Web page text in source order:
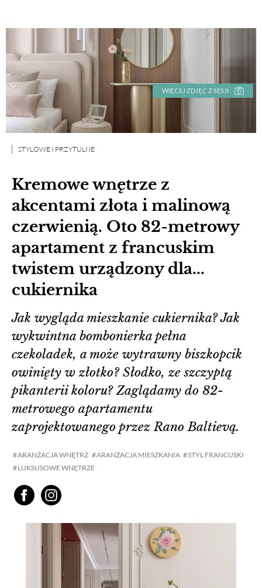
WIĘCEJ ZDJĘĆ Z SESJI
Kremowe wnętrze z
akcentami złota i malinową
czerwienią. Oto 82-metrowy
apartament z francuskim
twistem urządzony dla...
cukiernika
STYLOWE I PRZYTULNE
ARANŻACJA WNĘTRZ ARANŻACJA MIESZKANIA
STYL FRANCUSKI
LUKSUSOWE WNĘTRZE
Jak wygląda mieszkanie cukiernika? Jak
wykwintna bombonierka pełna
czekoladek, a może wytrawny biszkopcik
owinięty w złotko? Słodko, ze szczyptą
pikanterii koloru? Zaglądamy do 82-
metrowego apartamentu
zaprojektowanego przez Rano Baltievą.